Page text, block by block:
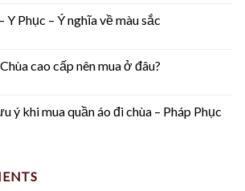
Y Phục – Ý nghĩa về màu sắc
cao cấp nên mua ở đâu?
ý khi mua quần áo đi chùa – Pháp Phục